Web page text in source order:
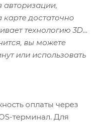
карте достаточно
технологию 3D-
вы можете
или использовать
оплаты через
терминал. Для